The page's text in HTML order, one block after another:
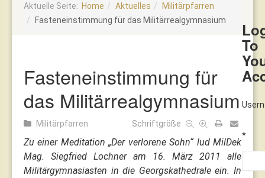
To
*
Aktuelle Seite: Home Aktuelles
Militärpfarren
Fasteneinstimmung für das Militärrealgymnasium
Fasteneinstimmung für
das Militärrealgymnasium
Militärpfarren Schriftgröße
Zu einer Meditation „Der verlorene Sohn“ lud MilDek
Mag. Siegfried Lochner am 16. März 2011 alle
Militärgymnasiasten in die Georgskathedrale ein. In